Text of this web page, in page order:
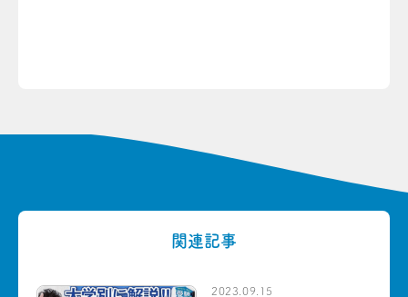
関連記事
2023.09.15